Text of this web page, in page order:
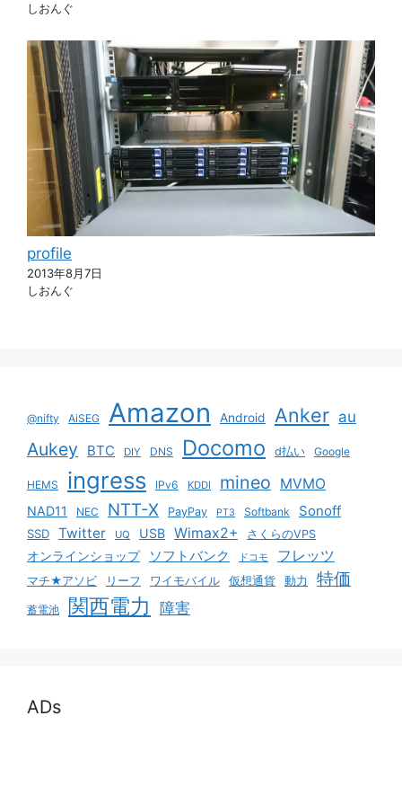
しおんぐ
profile
2013年8月7日
しおんぐ
@nifty AiSEG Amazon Android Anker au
Aukey BTC DIY DNS Docomo d払い Google
HEMS ingress IPv6 KDDI mineo MVMO
NAD11 NEC NTT-X PayPay PT3 Softbank Sonoff
SSD Twitter UQ USB Wimax2+ さくらのVPS
オンラインショップ ソフトバンク ドコモ フレッツ
マチ★アソビ リーフ ワイモバイル 仮想通貨 動力 特価
蓄電池 関西電力 障害
ADs